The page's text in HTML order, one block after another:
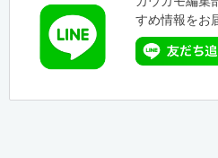
すめ情報をお